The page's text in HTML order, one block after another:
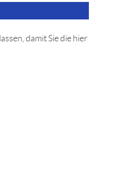
damit Sie die hier